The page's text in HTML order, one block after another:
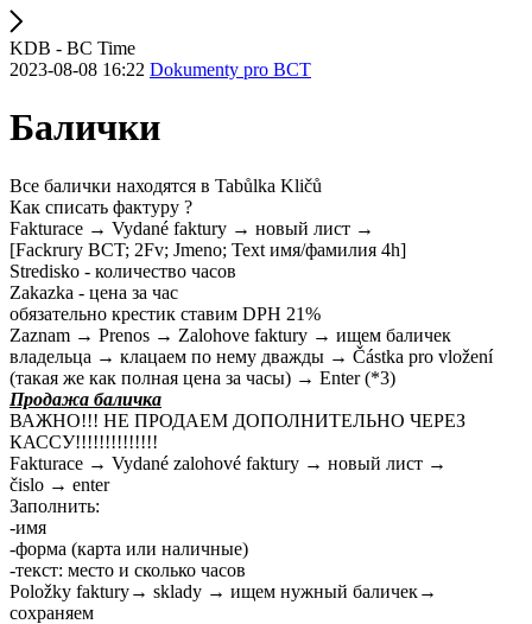
KDB - BC Time
2023-08-08 16:22 Dokumenty pro BCT
Балички
Все балички находятся в Tabůlka Kličů
Как списать фактуру ?
Fakturace → Vydané faktury → новый лист →
[Fackrury BCT; 2Fv; Jmeno; Text имя/фамилия 4h]
Stredisko - количество часов
Zakazka - цена за час
обязательно крестик ставим DPH 21%
Zaznam → Prenos → Zalohove faktury → ищем баличек
владельца → клацаем по нему дважды → Částka pro vložení
(такая же как полная цена за часы) → Enter (*3)
Продажа баличка
ВАЖНО!!! НЕ ПРОДАЕМ ДОПОЛНИТЕЛЬНО ЧЕРЕЗ
КАССУ!!!!!!!!!!!!!!
Fakturace → Vydané zalohové faktury → новый лист →
čislo → enter
Заполнить:
-имя
-форма (карта или наличные)
-текст: место и сколько часов
Položky faktury→ sklady → ищем нужный баличек→
сохраняем